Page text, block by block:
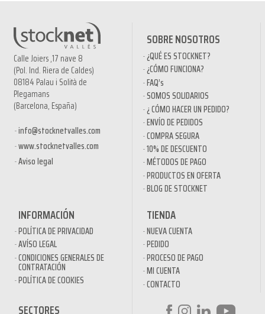
Calle Joiers ,17 nave 8
(Pol. Ind. Riera de Caldes)
08184 Palau i Solità de
Plegamans
(Barcelona, España)
info@stocknetvalles.com
www.stocknetvalles.com
Aviso legal
SOBRE NOSOTROS
¿QUÉ ES STOCKNET?
¿CÓMO FUNCIONA?
FAQ’s
SOMOS SOLIDARIOS
¿ CÓMO HACER UN PEDIDO?
ENVÍO DE PEDIDOS
COMPRA SEGURA
10% DE DESCUENTO
MÉTODOS DE PAGO
PRODUCTOS EN OFERTA
BLOG DE STOCKNET
INFORMACIÓN
POLÍTICA DE PRIVACIDAD
AVÍSO LEGAL
CONDICIONES GENERALES DE
CONTRATACIÓN
POLÍTICA DE COOKIES
TIENDA
NUEVA CUENTA
PEDIDO
PROCESO DE PAGO
MI CUENTA
CONTACTO
SECTORES